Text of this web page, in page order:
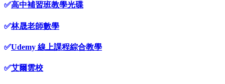
✅高中補習班教學光碟
✅林晟老師數學
✅Udemy 線上課程綜合教學
✅艾爾雲校